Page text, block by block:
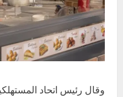
وقال رئيس اتحاد